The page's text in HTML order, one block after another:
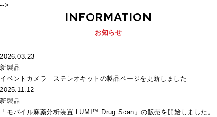
-->
INFORMATION
お知らせ
2026.03.23
新製品
イベントカメラ ステレオキットの製品ページを更新しました
2025.11.12
新製品
「モバイル麻薬分析装置 LUMI™ Drug Scan」の販売を開始しました。